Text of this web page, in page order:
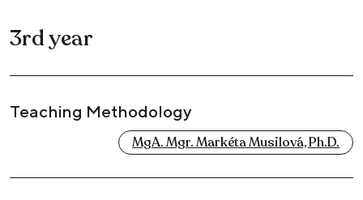
3rd year
Teaching Methodology
MgA. Mgr. Markéta Musilová, Ph.D.